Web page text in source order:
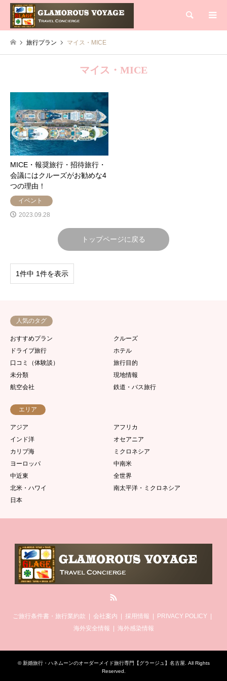
検索
旅行プラン マイス・MICE
マイス・MICE
MICE・報奨旅行・招待旅行・
会議にはクルーズがお勧めな4
つの理由！
イベント
2023.09.28
トップページに戻る
1件中 1件を表示
人気のタグ
おすすめプラン
クルーズ
ドライブ旅行
ホテル
口コミ（体験談）
旅行目的
未分類
現地情報
航空会社
鉄道・バス旅行
エリア
アジア
アフリカ
インド洋
オセアニア
カリブ海
ミクロネシア
ヨーロッパ
中南米
中近東
全世界
北米・ハワイ
南太平洋・ミクロネシア
日本
ご旅行条件書・旅行業約款 会社案内 採用情報
PRIVACY POLICY
海外安全情報
海外感染情報
©新婚旅行・ハネムーンのオーダーメイド旅行専門【グラージュ】名古屋 . All Rights
Reserved.